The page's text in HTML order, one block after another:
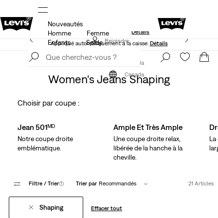
15 % DE RABAIS SUR VOTRE PREMIÈRE COMMANDE
Détails
Rejoindre
Canada
Nouveautés
Homme
Femme
Enfants
Solde
40 % DE RABAIS ADDITIONNEL SUR LES SOLDES.
Appliqué automatiquement à la caisse. Détails
maintenant
Canada
Women's Jeans Shaping
Choisir par coupe :
Jean 501ᴹᴰ
Notre coupe droite
emblématique.
Ample Et Très Ample
Une coupe droite relax,
libérée de la hanche à la
cheville.
Filtre / Trier(1) Trier par Recommandés 21 Articles
Shaping Effacer tout